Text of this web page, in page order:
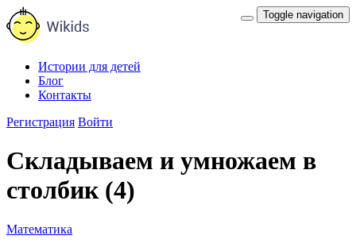
Toggle navigation
Истории для детей
Блог
Контакты
Регистрация Войти
Складываем и умножаем в
столбик (4)
Математика